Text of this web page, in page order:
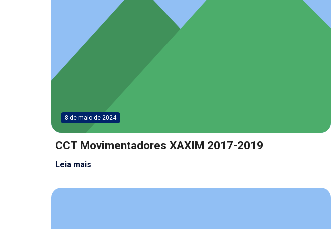
8 de maio de 2024
CCT Movimentadores XAXIM 2017-2019
Leia mais